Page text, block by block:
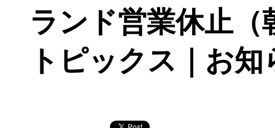
ランド営業休止
トピックス｜お知